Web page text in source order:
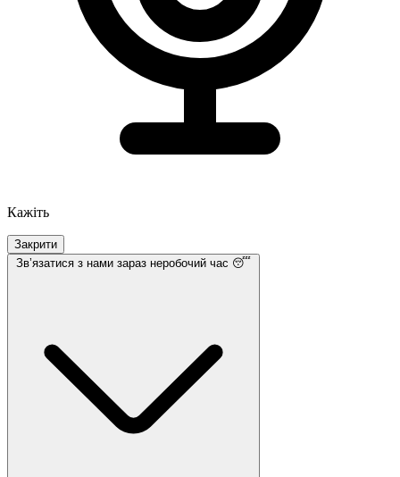
Кажіть
Закрити
Звʼязатися з нами зараз неробочий час 😴